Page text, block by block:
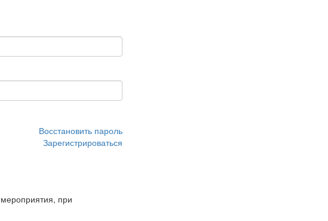
Восстановить пароль
Зарегистрироваться
при